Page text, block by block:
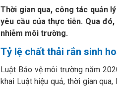
Thời gian qua, công tác quản
yêu cầu của thực tiễn. Qua
nhiễm môi trường.
Tỷ lệ chất thải rắn sinh
Luật Bảo vệ môi trường năm
khai Luật hiệu quả, thời gian